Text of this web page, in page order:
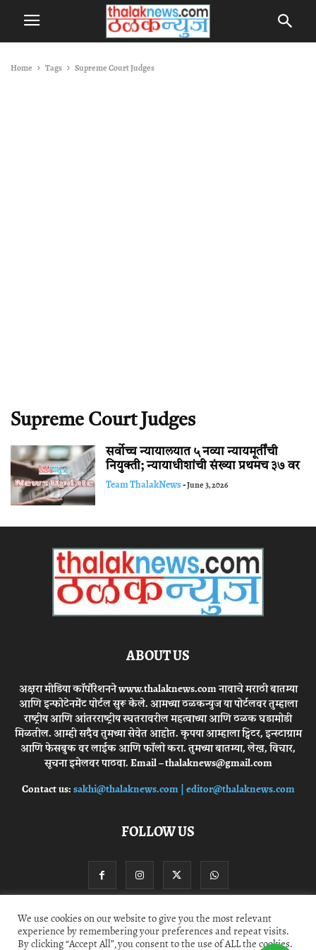
Home Tags Supreme Court Judges
Supreme Court Judges
सर्वोच्च न्यायालयात ५ नव्या न्यायमूर्तींची
नियुक्ती; न्यायाधीशांची संख्या प्रथमच ३७ वर
Team ThalakNews-June 3, 2026
ABOUT US
अक्षरा मीडिया कॉर्पोरेशनने www.thalaknews.com नावाचे मराठी बातम्या
आणि इन्फोटेनमेंट पोर्टल सुरू केले. आमच्या ठळकन्युज या पोर्टलवर तुम्हाला
राष्ट्रीय आणि आंतरराष्ट्रीय स्घतरावरील महत्वाच्या आणि ठळक घडामोडी
मिळतील. आम्ही सदैव तुमच्या सेवेत आहोत. कृपया आम्हाला ट्विटर, इन्स्टाग्राम
आणि फेसबुक वर लाईक आणि फॉलो करा. तुमच्या बातम्या, लेख, विचार,
सूचना इमेलवर पाठवा. Email – thalaknews@gmail.com
Contact us:sakhi@thalaknews.com | editor@thalaknews.com
FOLLOW US
Privacy Policy Contact Us
We use cookies on our website to give you the most relevant
experience by remembering your preferences and repeat visits.
By clicking “Accept All”, you consent to the use of ALL the cookies.